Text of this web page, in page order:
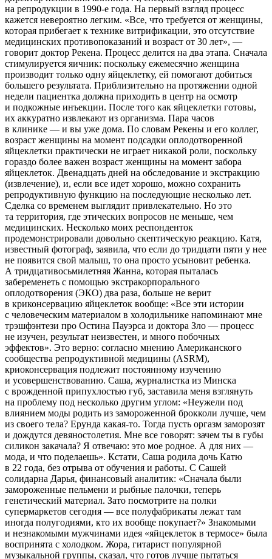
на репродукции в 1990-е года. На первый взгляд процесс
кажется невероятно легким. «Все, что требуется от женщины,
которая прибегает к технике витрификации, это отсутствие
медицинских противопоказаний и возраст от 30 лет», —
говорит доктор Рекена. Процесс делится на два этапа. Сначала
стимулируется яичник: поскольку ежемесячно женщина
производит только одну яйцеклетку, ей помогают добиться
большего результата. Приблизительно на протяжении одной
недели пациентка должна приходить в центр на осмотр
и подкожные инъекции. После того как яйцеклетки готовы,
их аккуратно извлекают из организма. Пара часов
в клинике — и вы уже дома. По словам Рекены и его коллег,
возраст женщины на момент подсадки оплодотворенной
яйцеклетки практически не играет никакой роли, поскольку
гораздо более важен возраст женщины на момент забора
яйцеклеток. Двенадцать дней на обследование и экстракцию
(извлечение), и, если все идет хорошо, можно сохранить
репродуктивную функцию на последующие несколько лет.
Сделка со временем выглядит привлекательно. Но это
та территория, где этических вопросов не меньше, чем
медицинских. Несколько моих респонденток
продемонстрировали довольно скептическую реакцию. Катя,
известный фотограф, заявила, что если до тридцати пяти у нее
не появится свой малыш, то она просто усыновит ребенка.
А тридцативосьмилетняя Жанна, которая пыталась
забеременеть с помощью экстракорпорального
оплодотворения (ЭКО) два раза, больше не верит
в криконсервацию яйцеклеток вообще: «Все эти истории
с человеческим материалом в холодильнике напоминают мне
трэшфэнтези про Остина Пауэрса и доктора Зло — процесс
не изучен, результат неизвестен, и много побочных
эффектов». Это верно: согласно мнению Американского
сообщества репродуктивной медицины (ASRM),
криоконсервация подлежит постоянному изучению
и усовершенствованию. Саша, журналистка из Минска
с врожденной припухлостью губ, заставила меня взглянуть
на проблему под несколько другим углом: «Неужели под
влиянием моды родить из замороженной брокколи лучше, чем
из своего тела? Ерунда какая-то. Тогда пусть оргазм заморозят
и дождутся девяностолетия. Мне все говорят: зачем ты в губы
силикон закачала? Я отвечаю: это мое родное. А для них —
мода, и что поделаешь». Кстати, Саша родила дочь Катю
в 22 года, без отрыва от обучения и работы. С Сашей
солидарна Дарья, финансовый аналитик: «Сначала были
замороженные пельмени и рыбные палочки, теперь
генетический материал. Зато посмотрите на полки
супермаркетов сегодня — все полуфабрикаты лежат там
иногда полугодиями, кто их вообще покупает?» Знакомыми
и незнакомыми мужчинами идея «яйцеклеток в термосе» была
воспринята с холодком. Жора, гитарист популярной
музыкальной группы, сказал, что готов лучше пытаться